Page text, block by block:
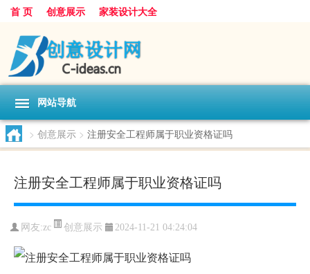
首 页 创意展示 家装设计大全
网站导航
> 创意展示 > 注册安全工程师属于职业资格证吗
注册安全工程师属于职业资格证吗
网友:zc 创意展示 2024-11-21 04:24:04